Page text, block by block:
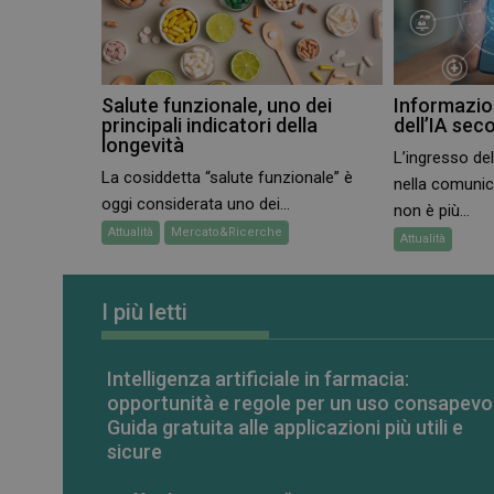
Salute funzionale, uno dei
principali indicatori della
longevità
La cosiddetta “salute funzionale” è
oggi considerata uno dei...
Attualità Mercato&Ricerche
dell’IA
L’ingresso
nella
non è più...
Attualità
I più letti
Intelligenza artificiale in farmacia:
opportunità e regole per un uso
Guida gratuita alle applicazioni più utili e
sicure
__Secure-